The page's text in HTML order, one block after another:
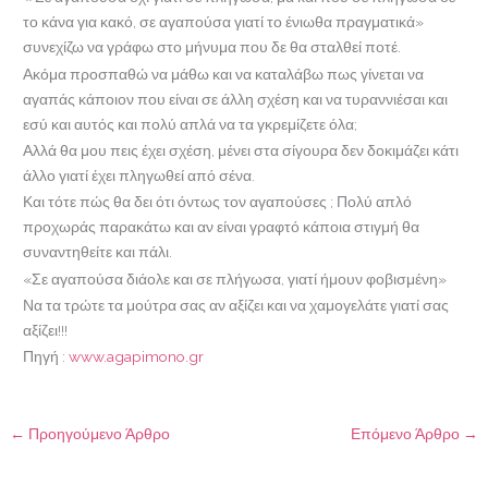
το κάνα για κακό, σε αγαπούσα γιατί το ένιωθα πραγματικά»
συνεχίζω να γράφω στο μήνυμα που δε θα σταλθεί ποτέ.
Ακόμα προσπαθώ να μάθω και να καταλάβω πως γίνεται να
αγαπάς κάποιον που είναι σε άλλη σχέση και να τυραννιέσαι και
εσύ και αυτός και πολύ απλά να τα γκρεμίζετε όλα;
Αλλά θα μου πεις έχει σχέση, μένει στα σίγουρα δεν δοκιμάζει κάτι
άλλο γιατί έχει πληγωθεί από σένα.
Και τότε πώς θα δει ότι όντως τον αγαπούσες ; Πολύ απλό
προχωράς παρακάτω και αν είναι γραφτό κάποια στιγμή θα
συναντηθείτε και πάλι.
«Σε αγαπούσα διάολε και σε πλήγωσα, γιατί ήμουν φοβισμένη»
Να τα τρώτε τα μούτρα σας αν αξίζει και να χαμογελάτε γιατί σας
αξίζει!!!
Πηγή :www.agapimono.gr
← Προηγούμενο Άρθρο Επόμενο Άρθρο →